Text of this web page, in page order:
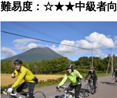
難易度：☆★★中級者向